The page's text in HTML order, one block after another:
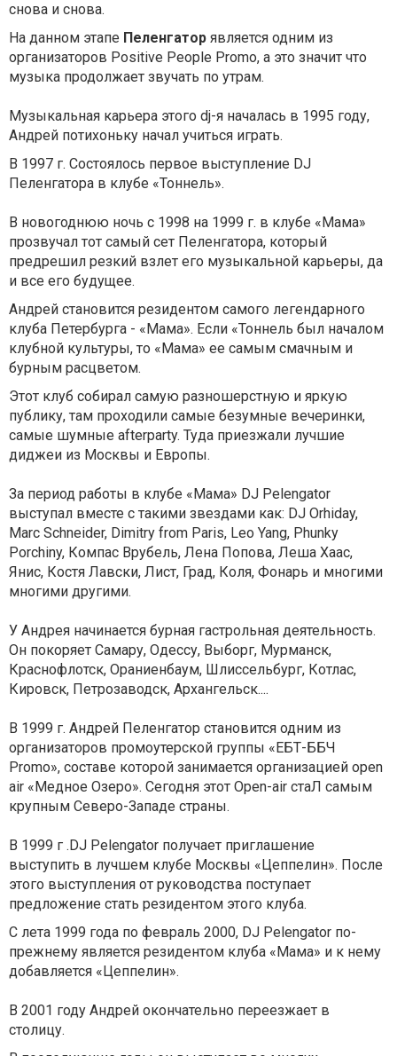
снова и снова.
На данном этапе Пеленгатор является одним из
организаторов Positive People Promo, а это значит что
музыка продолжает звучать по утрам.
Музыкальная карьера этого dj-я началась в 1995 году,
Андрей потихоньку начал учиться играть.
В 1997 г. Состоялось первое выступление DJ
Пеленгатора в клубе «Тоннель».
В новогоднюю ночь с 1998 на 1999 г. в клубе «Мама»
прозвучал тот самый сет Пеленгатора, который
предрешил резкий взлет его музыкальной карьеры, да
и все его будущее.
Андрей становится резидентом самого легендарного
клуба Петербурга - «Мама». Если «Тоннель был началом
клубной культуры, то «Мама» ее самым смачным и
бурным расцветом.
Этот клуб собирал самую разношерстную и яркую
публику, там проходили самые безумные вечеринки,
самые шумные afterparty. Туда приезжали лучшие
диджеи из Москвы и Европы.
За период работы в клубе «Мама» DJ Pelengator
выступал вместе с такими звездами как: DJ Orhiday,
Marc Schneider, Dimitry from Paris, Leo Yang, Phunky
Porchiny, Компас Врубель, Лена Попова, Леша Хаас,
Янис, Костя Лавски, Лист, Град, Коля, Фонарь и многими
многими другими.
У Андрея начинается бурная гастрольная деятельность.
Он покоряет Самару, Одессу, Выборг, Мурманск,
Краснофлотск, Ораниенбаум, Шлиссельбург, Котлас,
Кировск, Петрозаводск, Архангельск....
В 1999 г. Андрей Пеленгатор становится одним из
организаторов промоутерской группы «ЕБТ-ББЧ
Promo», составе которой занимается организацией open
air «Медное Озеро». Сегодня этот Open-air стаЛ самым
крупным Северо-Западе страны.
В 1999 г .DJ Pelengator получает приглашение
выступить в лучшем клубе Москвы «Цеппелин». После
этого выступления от руководства поступает
предложение стать резидентом этого клуба.
С лета 1999 года по февраль 2000, DJ Pelengator по-
прежнему является резидентом клуба «Мама» и к нему
добавляется «Цеппелин».
В 2001 году Андрей окончательно переезжает в
столицу.